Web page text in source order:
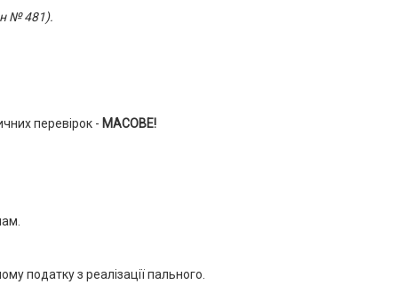
№ 481).
перевірок - МАСОВЕ!
податку з реалізації пального.